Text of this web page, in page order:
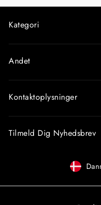
Kategori
Andet
Kontaktoplysninger
Tilmeld Dig Nyhedsbrev